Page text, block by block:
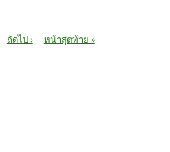
ถัดไป › หน้าสุดท้าย »